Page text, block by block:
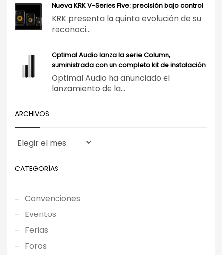
Nueva KRK V-Series Five: precisión bajo control
KRK presenta la quinta evolución de su
reconoci...
Optimal Audio lanza la serie Column,
suministrada con un completo kit de instalación
Optimal Audio ha anunciado el
lanzamiento de la...
ARCHIVOS
CATEGORÍAS
Convenciones
Eventos
Ferias
Foros